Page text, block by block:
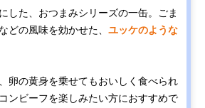
した、おつまみシリーズの一缶。ごま
どの風味を効かせた、 ユッケのような
卵の黄身を乗せてもおいしく食べられ
ンビーフを楽しみたい方におすすめで